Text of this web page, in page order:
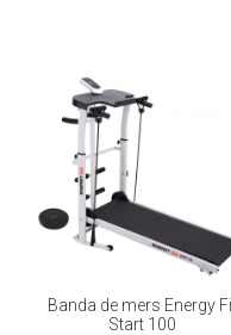
Banda de mers Energy
Start 100